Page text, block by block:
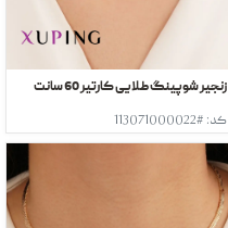
زنجیر شوپینگ طلایی کارتیر 60 سانت
کد: #113071000022